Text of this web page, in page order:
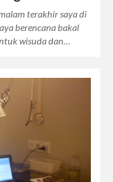
terakhir saya di
berencana bakal
wisuda dan…